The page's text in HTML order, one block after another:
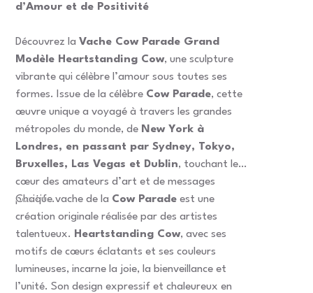
d’Amour et de Positivité
Découvrez laVache Cow Parade Grand
Modèle Heartstanding Cow, une sculpture
vibrante qui célèbre l’amour sous toutes ses
formes. Issue de la célèbre Cow Parade, cette
œuvre unique a voyagé à travers les grandes
métropoles du monde, de New York à
Londres, en passant par Sydney, Tokyo,
Bruxelles, Las Vegas et Dublin, touchant le
cœur des amateurs d’art et de messages
positifs.
Chaque vache de la Cow Parade est une
création originale réalisée par des artistes
talentueux. Heartstanding Cow, avec ses
motifs de cœurs éclatants et ses couleurs
lumineuses, incarne la joie, la bienveillance et
l’unité. Son design expressif et chaleureux en